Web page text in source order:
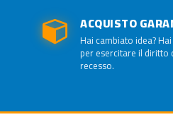
ACQUISTO
Hai cambiato idea?
per esercitare il diritto
recesso.